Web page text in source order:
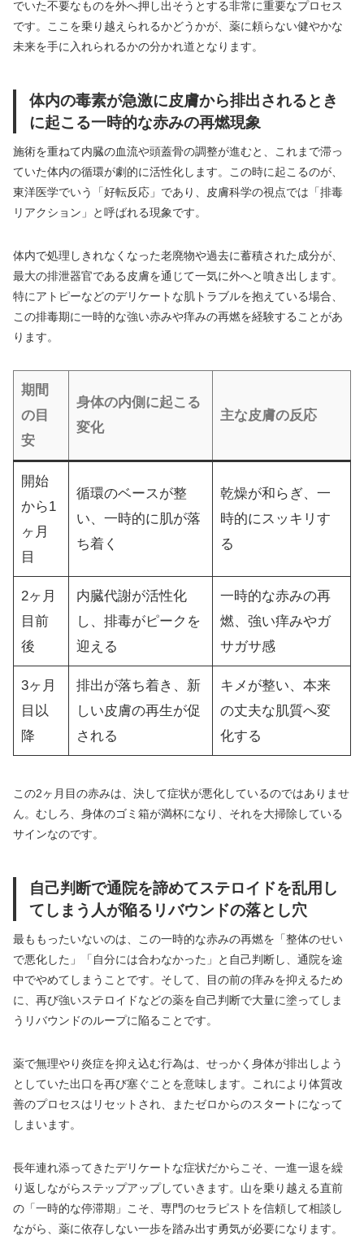
でいた不要なものを外へ押し出そうとする非常に重要なプロセス
です。ここを乗り越えられるかどうかが、薬に頼らない健やかな
未来を手に入れられるかの分かれ道となります。
体内の毒素が急激に皮膚から排出されるとき
に起こる一時的な赤みの再燃現象
施術を重ねて内臓の血流や頭蓋骨の調整が進むと、これまで滞っ
ていた体内の循環が劇的に活性化します。この時に起こるのが、
東洋医学でいう「好転反応」であり、皮膚科学の視点では「排毒
リアクション」と呼ばれる現象です。
体内で処理しきれなくなった老廃物や過去に蓄積された成分が、
最大の排泄器官である皮膚を通じて一気に外へと噴き出します。
特にアトピーなどのデリケートな肌トラブルを抱えている場合、
この排毒期に一時的な強い赤みや痒みの再燃を経験することがあ
ります。
期間
の目
安
身体の内側に起こる
変化
主な皮膚の反応
開始
から1
ヶ月
目
循環のベースが整
い、一時的に肌が落
ち着く
乾燥が和らぎ、一
時的にスッキリす
る
2ヶ月
目前
後
内臓代謝が活性化
し、排毒がピークを
迎える
一時的な赤みの再
燃、強い痒みやガ
サガサ感
3ヶ月
目以
降
排出が落ち着き、新
しい皮膚の再生が促
される
キメが整い、本来
の丈夫な肌質へ変
化する
この2ヶ月目の赤みは、決して症状が悪化しているのではありませ
ん。むしろ、身体のゴミ箱が満杯になり、それを大掃除している
サインなのです。
自己判断で通院を諦めてステロイドを乱用し
てしまう人が陥るリバウンドの落とし穴
最ももったいないのは、この一時的な赤みの再燃を「整体のせい
で悪化した」「自分には合わなかった」と自己判断し、通院を途
中でやめてしまうことです。そして、目の前の痒みを抑えるため
に、再び強いステロイドなどの薬を自己判断で大量に塗ってしま
うリバウンドのループに陥ることです。
薬で無理やり炎症を抑え込む行為は、せっかく身体が排出しよう
としていた出口を再び塞ぐことを意味します。これにより体質改
善のプロセスはリセットされ、またゼロからのスタートになって
しまいます。
長年連れ添ってきたデリケートな症状だからこそ、一進一退を繰
り返しながらステップアップしていきます。山を乗り越える直前
の「一時的な停滞期」こそ、専門のセラピストを信頼して相談し
ながら、薬に依存しない一歩を踏み出す勇気が必要になります。